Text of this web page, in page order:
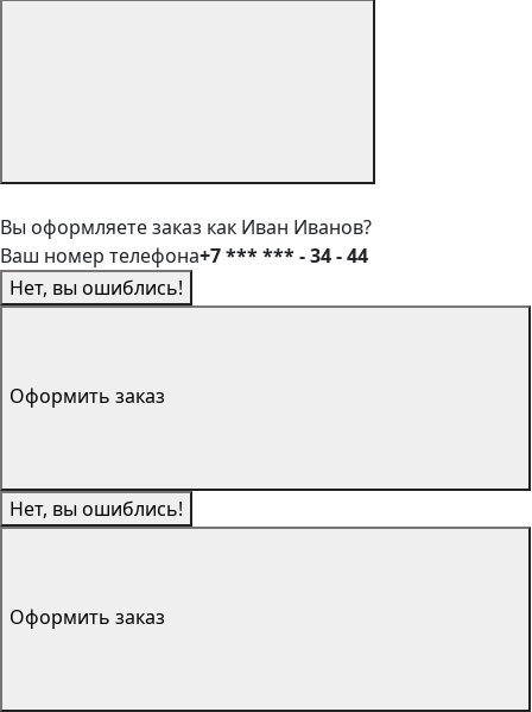
Вы оформляете заказ как Иван Иванов?
Ваш номер телефона+7 *** *** - 34 - 44
Нет, вы ошиблись!
Оформить заказ
Нет, вы ошиблись!
Оформить заказ